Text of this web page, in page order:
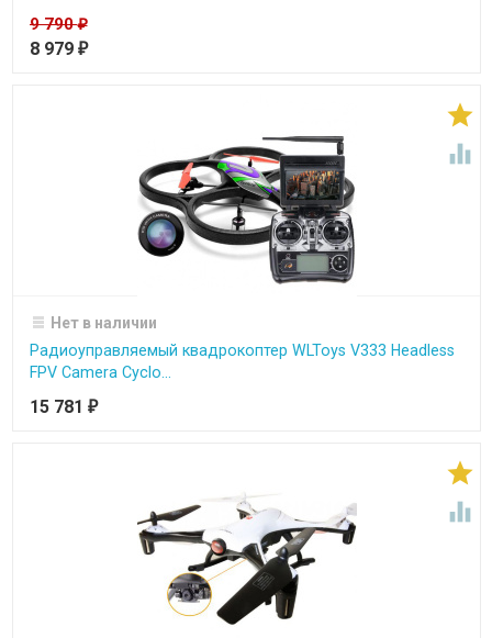
9 790₽
8 979 ₽


Нет в наличии
Радиоуправляемый квадрокоптер WLToys V333 Headless
FPV Camera Cyclo...
15 781 ₽

